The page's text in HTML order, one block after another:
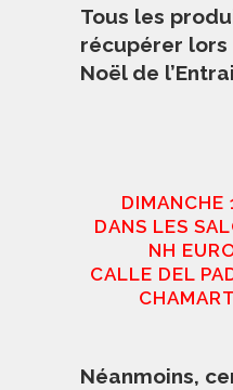
Tous les
récupérer lors
Noël de
DIMANCHE
DANS LES
NH
CALLE DEL
Néanmoins,